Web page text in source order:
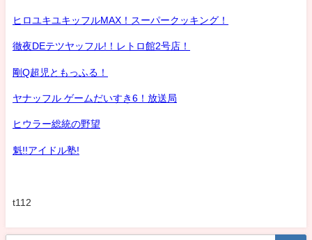
ヒロユキユキッフルMAX！スーパークッキング！
徹夜DEテツヤッフル!！レトロ館2号店！
剛Q超児ともっふる！
ヤナッフル ゲームだいすき6！放送局
ヒウラー総統の野望
魁!!アイドル塾!
t112